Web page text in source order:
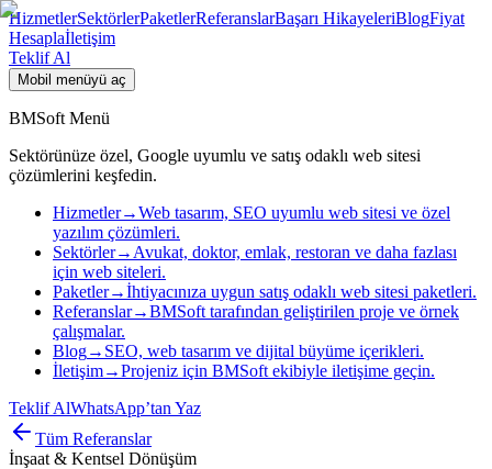
HizmetlerSektörlerPaketlerReferanslarBaşarı HikayeleriBlogFiyat
Hesaplaİletişim
Teklif Al
Mobil menüyü aç
BMSoft Menü
Sektörünüze özel, Google uyumlu ve satış odaklı web sitesi
çözümlerini keşfedin.
Hizmetler→Web tasarım, SEO uyumlu web sitesi ve özel
yazılım çözümleri.
Sektörler→ Avukat, doktor, emlak, restoran ve daha fazlası
için web siteleri.
Paketler→İhtiyacınıza uygun satış odaklı web sitesi paketleri.
Referanslar→BMSoft tarafından geliştirilen proje ve örnek
çalışmalar.
Blog→ SEO, web tasarım ve dijital büyüme içerikleri.
İletişim→Projeniz için BMSoft ekibiyle iletişime geçin.
Teklif AlWhatsApp’tan Yaz
Tüm Referanslar
İnşaat & Kentsel Dönüşüm